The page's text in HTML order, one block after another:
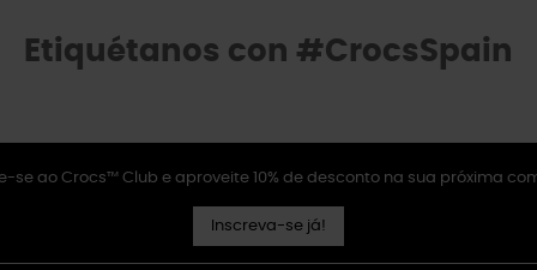
Etiquétanos con #CrocsSpain
se ao Crocs™ Club e aproveite 10% de desconto na sua próxima
Inscreva-se já!